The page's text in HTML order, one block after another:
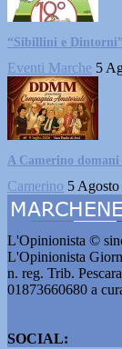
“Sibillini e
Eventi Marche 5
A Camerino
Camerino 5
L'Opinionista ©
L'Opinionista
n. reg. Trib.
01873660680 a
SOCIAL: